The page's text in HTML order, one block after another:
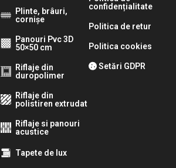
Plinte, brâuri,
cornișe
Panouri Pvc 3D
50×50 cm
Riflaje din
duropolimer
Riflaje din
polistiren extrudat
Riflaje si panouri
acustice
Tapete de lux
confidențialitate
Politica de retur
Politica cookies
Setări GDPR